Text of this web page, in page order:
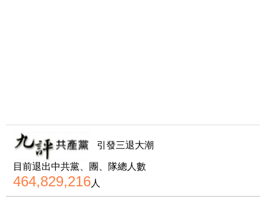
引發三退大潮
目前退出中共黨、團、隊總人數
464,829,216人